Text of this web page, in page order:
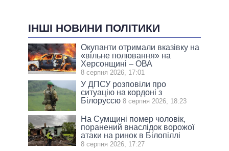
ІНШІ НОВИНИ ПОЛІТИКИ
Окупанти отримали вказівку на
«вільне полювання» на
Херсонщині – ОВА
8 серпня 2026, 17:01
У ДПСУ розповіли про
ситуацію на кордоні з
Білоруссю 8 серпня 2026, 18:23
На Сумщині помер чоловік,
поранений внаслідок ворожої
атаки на ринок в Білопіллі
8 серпня 2026, 17:27